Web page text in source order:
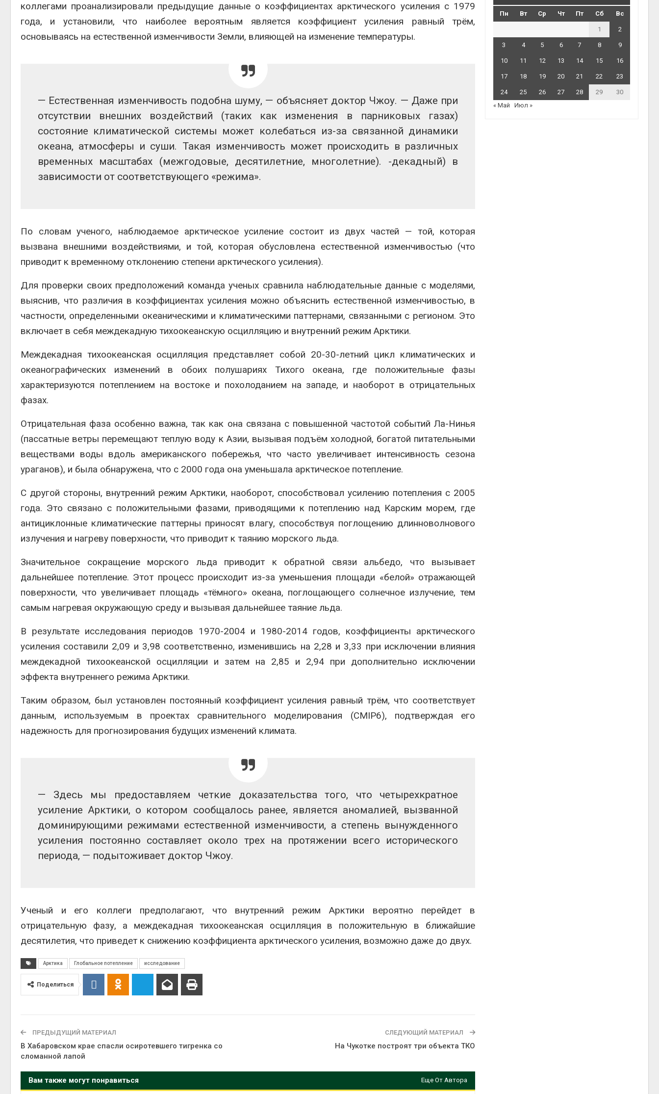
коллегами проанализировали предыдущие данные о коэффициентах арктического усиления с 1979
года, и установили, что наиболее вероятным является коэффициент усиления равный трём,
основываясь на естественной изменчивости Земли, влияющей на изменение температуры.
— Естественная изменчивость подобна шуму, — объясняет доктор Чжоу. — Даже при
отсутствии внешних воздействий (таких как изменения в парниковых газах)
состояние климатической системы может колебаться из-за связанной динамики
океана, атмосферы и суши. Такая изменчивость может происходить в различных
временных масштабах (межгодовые, десятилетние, многолетние). -декадный) в
зависимости от соответствующего «режима».
По словам ученого, наблюдаемое арктическое усиление состоит из двух частей — той, которая
вызвана внешними воздействиями, и той, которая обусловлена естественной изменчивостью (что
приводит к временному отклонению степени арктического усиления).
Для проверки своих предположений команда ученых сравнила наблюдательные данные с моделями,
выяснив, что различия в коэффициентах усиления можно объяснить естественной изменчивостью, в
частности, определенными океаническими и климатическими паттернами, связанными с регионом. Это
включает в себя междекадную тихоокеанскую осцилляцию и внутренний режим Арктики.
Междекадная тихоокеанская осцилляция представляет собой 20-30-летний цикл климатических и
океанографических изменений в обоих полушариях Тихого океана, где положительные фазы
характеризуются потеплением на востоке и похолоданием на западе, и наоборот в отрицательных
фазах.
Отрицательная фаза особенно важна, так как она связана с повышенной частотой событий Ла-Нинья
(пассатные ветры перемещают теплую воду к Азии, вызывая подъём холодной, богатой питательными
веществами воды вдоль американского побережья, что часто увеличивает интенсивность сезона
ураганов), и была обнаружена, что с 2000 года она уменьшала арктическое потепление.
С другой стороны, внутренний режим Арктики, наоборот, способствовал усилению потепления с 2005
года. Это связано с положительными фазами, приводящими к потеплению над Карским морем, где
антициклонные климатические паттерны приносят влагу, способствуя поглощению длинноволнового
излучения и нагреву поверхности, что приводит к таянию морского льда.
Значительное сокращение морского льда приводит к обратной связи альбедо, что вызывает
дальнейшее потепление. Этот процесс происходит из-за уменьшения площади «белой» отражающей
поверхности, что увеличивает площадь «тёмного» океана, поглощающего солнечное излучение, тем
самым нагревая окружающую среду и вызывая дальнейшее таяние льда.
В результате исследования периодов 1970-2004 и 1980-2014 годов, коэффициенты арктического
усиления составили 2,09 и 3,98 соответственно, изменившись на 2,28 и 3,33 при исключении влияния
междекадной тихоокеанской осцилляции и затем на 2,85 и 2,94 при дополнительно исключении
эффекта внутреннего режима Арктики.
Таким образом, был установлен постоянный коэффициент усиления равный трём, что соответствует
данным, используемым в проектах сравнительного моделирования (CMIP6), подтверждая его
надежность для прогнозирования будущих изменений климата.
— Здесь мы предоставляем четкие доказательства того, что четырехкратное
усиление Арктики, о котором сообщалось ранее, является аномалией, вызванной
доминирующими режимами естественной изменчивости, а степень вынужденного
усиления постоянно составляет около трех на протяжении всего исторического
периода, — подытоживает доктор Чжоу.
Ученый и его коллеги предполагают, что внутренний режим Арктики вероятно перейдет в
отрицательную фазу, а междекадная тихоокеанская осцилляция в положительную в ближайшие
десятилетия, что приведет к снижению коэффициента арктического усиления, возможно даже до двух.
Арктика Глобальное потепление исследование
Поделиться
ПРЕДЫДУЩИЙ МАТЕРИАЛ
В Хабаровском крае спасли осиротевшего тигренка со
сломанной лапой
СЛЕДУЮЩИЙ МАТЕРИАЛ
На Чукотке построят три объекта ТКО
Вам также могут понравиться Еще От Автора
Пн Вт Ср Чт Пт Сб Вс
1 2
3 4 5 6 7 8 9
10 11 12 13 14 15 16
17 18 19 20 21 22 23
24 25 26 27 28 29
30
« Май
Июл »